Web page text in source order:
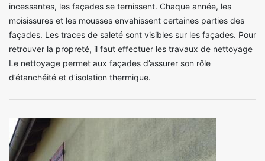
incessantes, les façades se ternissent. Chaque année, les
moisissures et les mousses envahissent certaines parties des
façades. Les traces de saleté sont visibles sur les façades. Pour
retrouver la propreté, il faut effectuer les travaux de nettoyage
Le nettoyage permet aux façades d’assurer son rôle
d’étanchéité et d’isolation thermique.